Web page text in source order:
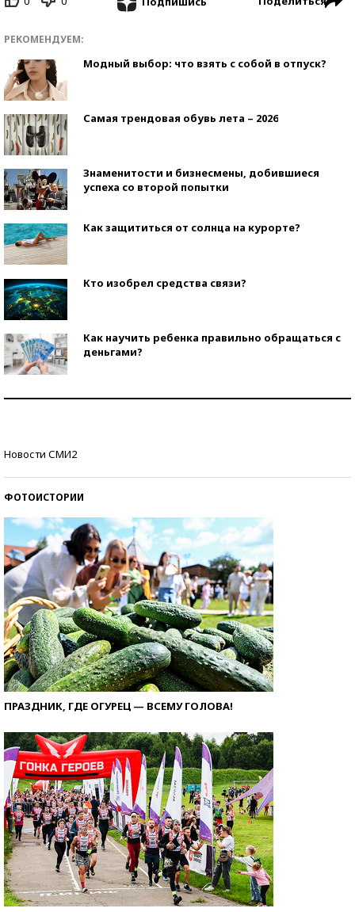
РЕКОМЕНДУЕМ:
Модный выбор: что взять с собой в отпуск?
Самая трендовая обувь лета – 2026
Знаменитости и бизнесмены, добившиеся
успеха со второй попытки
Как защититься от солнца на курорте?
Кто изобрел средства связи?
Как научить ребенка правильно обращаться с
деньгами?
Новости СМИ2
ФОТОИСТОРИИ
ПРАЗДНИК, ГДЕ ОГУРЕЦ — ВСЕМУ ГОЛОВА!